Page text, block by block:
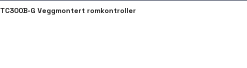
TC300B-G Veggmontert romkontroller